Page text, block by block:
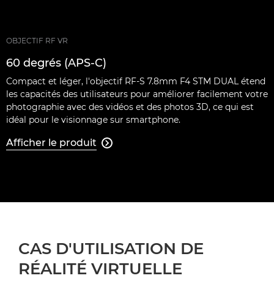
OBJECTIF RF VR
60 degrés (APS-C)
Compact et léger, l'objectif RF-S 7.8mm F4 STM DUAL étend
les capacités des utilisateurs pour améliorer facilement votre
photographie avec des vidéos et des photos 3D, ce qui est
idéal pour le visionnage sur smartphone.
Afficher le produit 
CAS D'UTILISATION DE
RÉALITÉ VIRTUELLE